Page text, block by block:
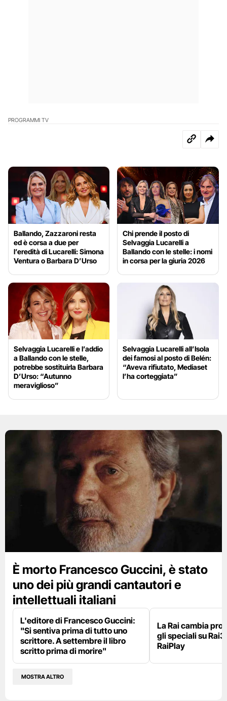
PROGRAMMI TV
Ballando, Zazzaroni resta
ed è corsa a due per
l’eredità di Lucarelli: Simona
Ventura o Barbara D’Urso
Chi prende il posto di
Selvaggia Lucarelli a
Ballando con le stelle: i nomi
in corsa per la giuria 2026
Selvaggia Lucarelli e l’addio
a Ballando con le stelle,
potrebbe sostituirla Barbara
D’Urso: “Autunno
meraviglioso”
Selvaggia Lucarelli all’Isola
dei famosi al posto di Belén:
“Aveva rifiutato, Mediaset
l’ha corteggiata”
È morto Francesco Guccini, è stato
uno dei più grandi cantautori e
intellettuali italiani
L'editore di Francesco Guccini:
"Si sentiva prima di tutto uno
scrittore. A settembre il libro
scritto prima di morire"
La Rai cambia
gli speciali su
RaiPlay
MOSTRA ALTRO